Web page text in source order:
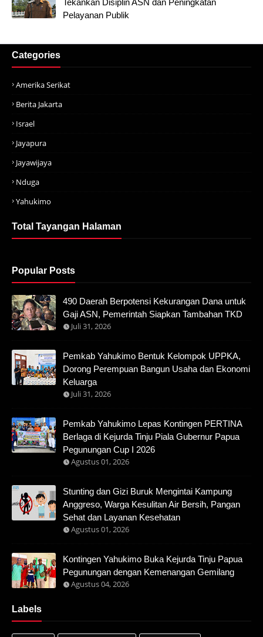
Tekankan Disiplin ASN dan Peningkatan
Pelayanan Publik
Categories
Amerika Serikat
Berita Jakarta
Israel
Jayapura
Jayawijaya
Nduga
Yahukimo
Total Tayangan Halaman
Popular Posts
490 Daerah Berpotensi Kekurangan Dana untuk
Gaji ASN, Pemerintah Siapkan Tambahan TKD
Juli 31, 2026
Pemkab Yahukimo Bentuk Kelompok UPPKA,
Dorong Perempuan Bangun Usaha dan Ekonomi
Keluarga
Juli 31, 2026
Pemkab Yahukimo Lepas Kontingen PERTINA
Berlaga di Kejurda Tinju Piala Gubernur Papua
Pegunungan Cup I 2026
Agustus 01, 2026
Stunting dan Gizi Buruk Mengintai Kampung
Anggreso, Warga Kesulitan Air Bersih, Pangan
Sehat dan Layanan Kesehatan
Agustus 01, 2026
Kontingen Yahukimo Buka Kejurda Tinju Papua
Pegunungan dengan Kemenangan Gemilang
Agustus 04, 2026
Labels